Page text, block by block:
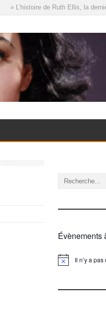
» L’histoire de Ruth Ellis, la
Évènements
Notice Il n’y a